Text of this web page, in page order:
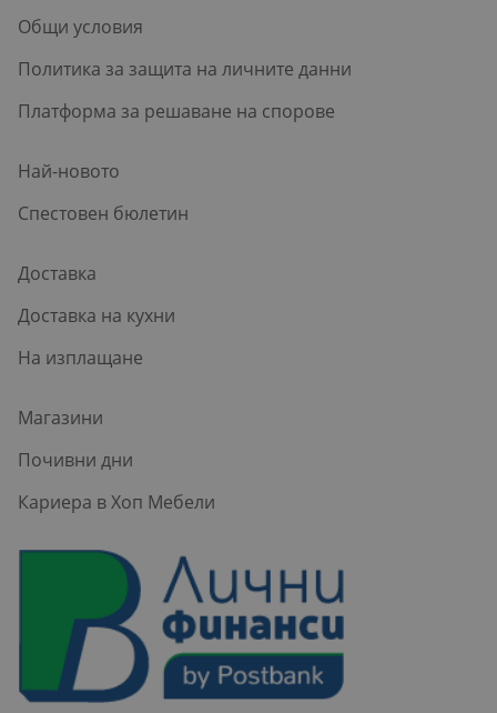
Общи условия
Политика за защита на личните данни
Платформа за решаване на спорове
Най-новото
Спестовен бюлетин
Доставка
Доставка на кухни
На изплащане
Магазини
Почивни дни
Кариера в Хоп Мебели